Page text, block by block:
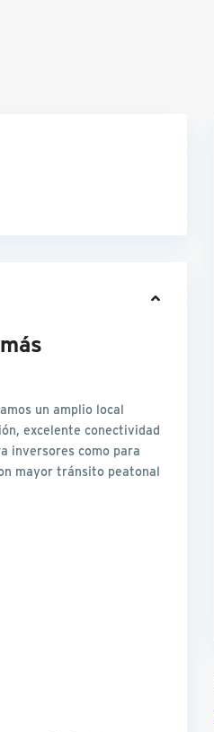
un amplio local
excelente conectividad
inversores como para
mayor tránsito peatonal